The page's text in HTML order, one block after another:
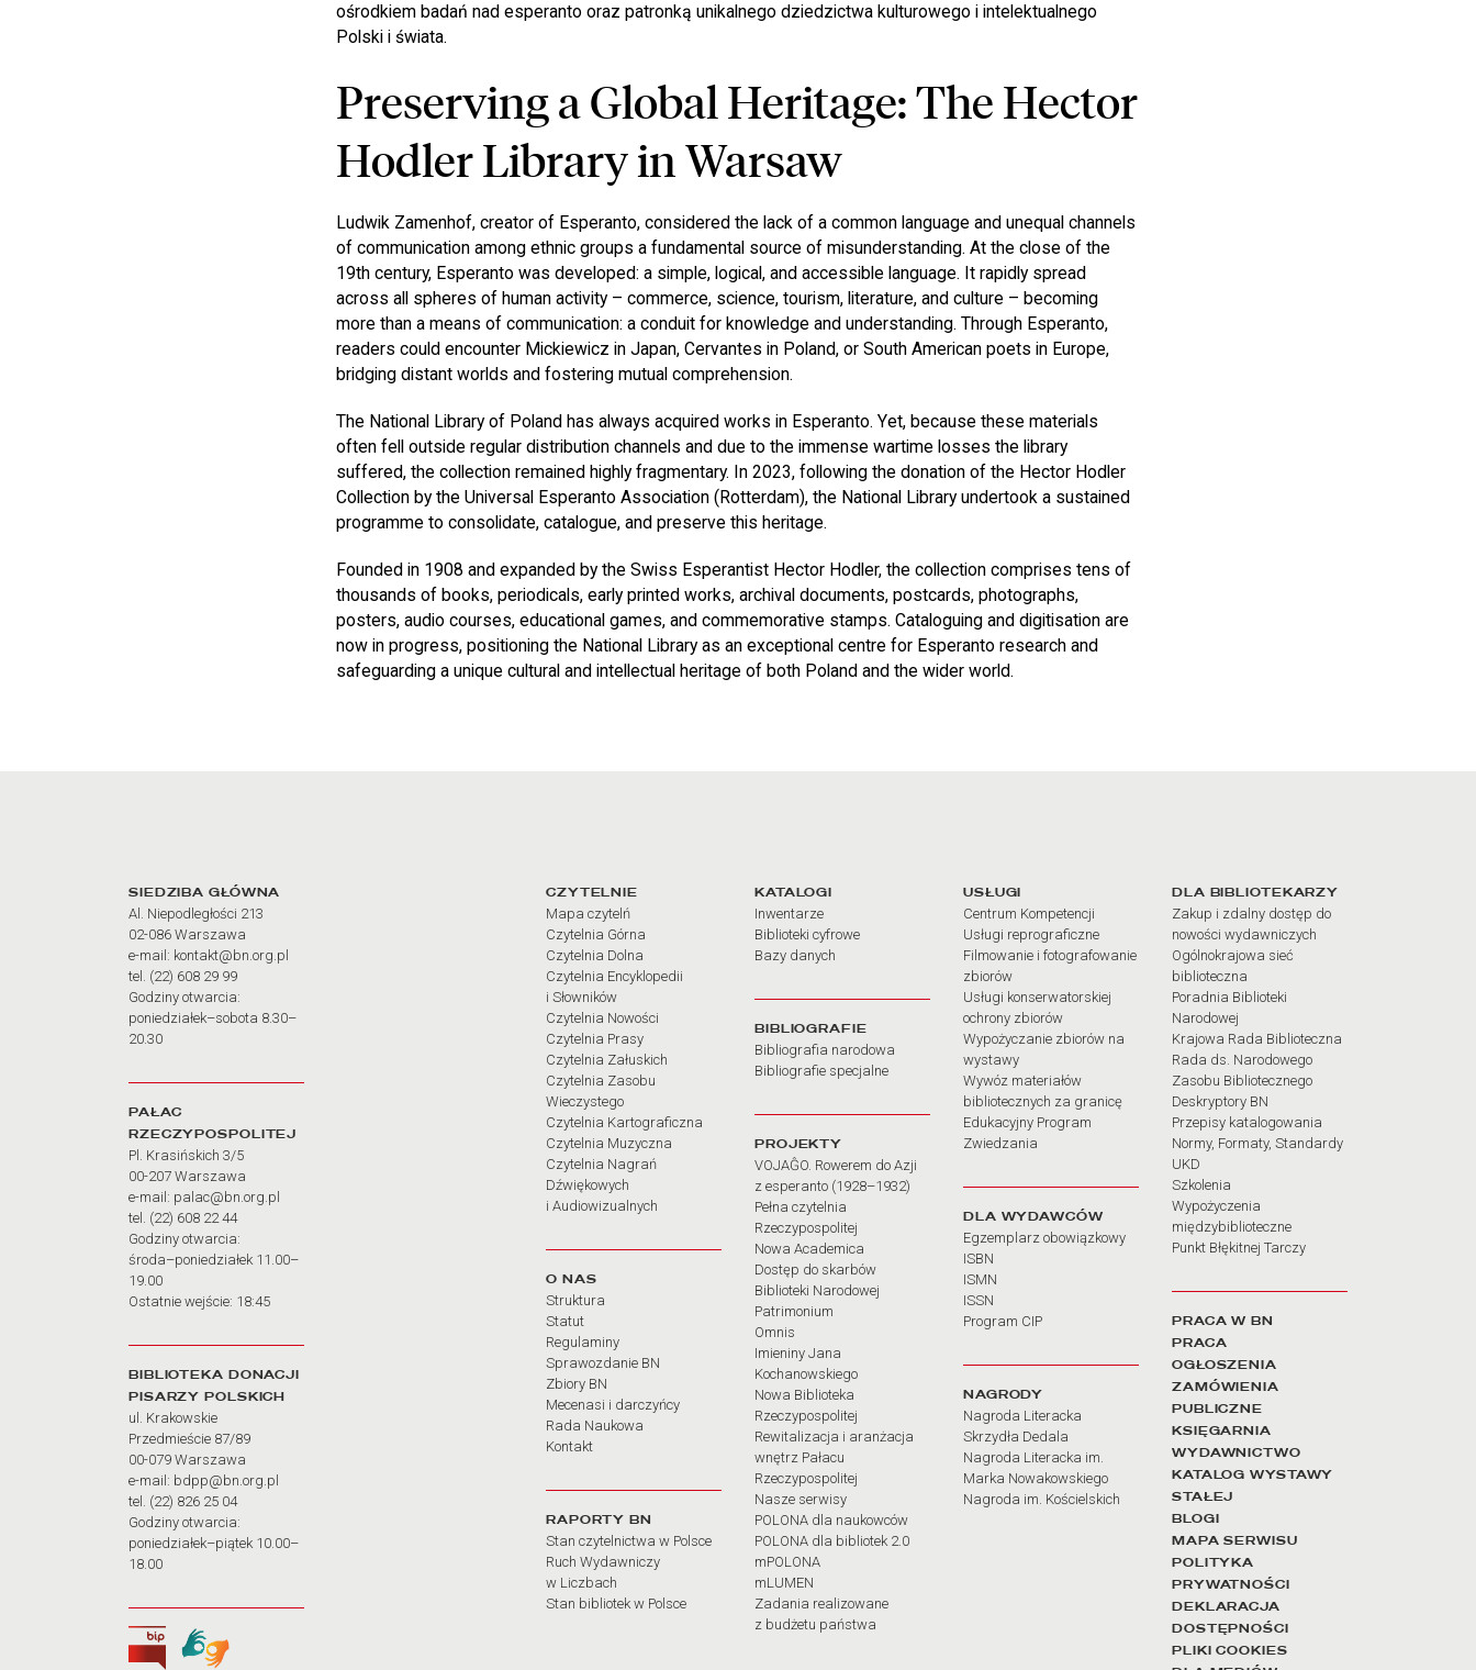
ośrodkiem badań nad esperanto oraz patronką unikalnego dziedzictwa kulturowego i intelektualnego
Polski i świata.
Preserving a Global Heritage: The Hector
Hodler Library in Warsaw
Ludwik Zamenhof, creator of Esperanto, considered the lack of a common language and unequal channels
of communication among ethnic groups a fundamental source of misunderstanding. At the close of the
19th century, Esperanto was developed: a simple, logical, and accessible language. It rapidly spread
across all spheres of human activity – commerce, science, tourism, literature, and culture – becoming
more than a means of communication: a conduit for knowledge and understanding. Through Esperanto,
readers could encounter Mickiewicz in Japan, Cervantes in Poland, or South American poets in Europe,
bridging distant worlds and fostering mutual comprehension.
The National Library of Poland has always acquired works in Esperanto. Yet, because these materials
often fell outside regular distribution channels and due to the immense wartime losses the library
suffered, the collection remained highly fragmentary. In 2023, following the donation of the Hector Hodler
Collection by the Universal Esperanto Association (Rotterdam), the National Library undertook a sustained
programme to consolidate, catalogue, and preserve this heritage.
Founded in 1908 and expanded by the Swiss Esperantist Hector Hodler, the collection comprises tens of
thousands of books, periodicals, early printed works, archival documents, postcards, photographs,
posters, audio courses, educational games, and commemorative stamps. Cataloguing and digitisation are
now in progress, positioning the National Library as an exceptional centre for Esperanto research and
safeguarding a unique cultural and intellectual heritage of both Poland and the wider world.
Adres oraz godziny otwarcia
SIEDZIBA GŁÓWNA
Al. Niepodległości 213
02-086 Warszawa
e-mail: kontakt@bn.org.pl
tel. (22) 608 29 99
Godziny otwarcia:
poniedziałek–sobota 8.30–
20.30
PAŁAC
RZECZYPOSPOLITEJ
Pl. Krasińskich 3/5
00-207 Warszawa
e-mail: palac@bn.org.pl
tel. (22) 608 22 44
Godziny otwarcia:
środa–poniedziałek 11.00–
19.00
Ostatnie wejście: 18:45
BIBLIOTEKA DONACJI
PISARZY POLSKICH
ul. Krakowskie
Przedmieście 87/89
00-079 Warszawa
e-mail: bdpp@bn.org.pl
tel. (22) 826 25 04
Godziny otwarcia:
poniedziałek–piątek 10.00–
18.00
Biuletyn Informacji Publicznej
Tłumacz języka migowego
Linki do najważniejszych działów
CZYTELNIE
Mapa czytelń
Czytelnia Górna
Czytelnia Dolna
Czytelnia Encyklopedii
i Słowników
Czytelnia Nowości
Czytelnia Prasy
Czytelnia Załuskich
Czytelnia Zasobu
Wieczystego
Czytelnia Kartograficzna
Czytelnia Muzyczna
Czytelnia Nagrań
Dźwiękowych
i Audiowizualnych
O NAS
Struktura
Statut
Regulaminy
Sprawozdanie BN
Zbiory BN
Mecenasi i darczyńcy
Rada Naukowa
Kontakt
RAPORTY BN
Stan czytelnictwa w Polsce
Ruch Wydawniczy
w Liczbach
Stan bibliotek w Polsce
KATALOGI
Inwentarze
Biblioteki cyfrowe
Bazy danych
BIBLIOGRAFIE
Bibliografia narodowa
Bibliografie specjalne
PROJEKTY
VOJAĜO. Rowerem do Azji
z esperanto (1928–1932)
Pełna czytelnia
Rzeczypospolitej
Nowa Academica
Dostęp do skarbów
Biblioteki Narodowej
Patrimonium
Omnis
Imieniny Jana
Kochanowskiego
Nowa Biblioteka
Rzeczypospolitej
Rewitalizacja i aranżacja
wnętrz Pałacu
Rzeczypospolitej
Nasze serwisy
POLONA dla naukowców
POLONA dla bibliotek 2.0
mPOLONA
mLUMEN
Zadania realizowane
z budżetu państwa
USŁUGI
Centrum Kompetencji
Usługi reprograficzne
Filmowanie i fotografowanie
zbiorów
Usługi konserwatorskiej
ochrony zbiorów
Wypożyczanie zbiorów na
wystawy
Wywóz materiałów
bibliotecznych za granicę
Edukacyjny Program
Zwiedzania
DLA WYDAWCÓW
Egzemplarz obowiązkowy
ISBN
ISMN
ISSN
Program CIP
NAGRODY
Nagroda Literacka
Skrzydła Dedala
Nagroda Literacka im.
Marka Nowakowskiego
Nagroda im. Kościelskich
DLA BIBLIOTEKARZY
Zakup i zdalny dostęp do
nowości wydawniczych
Ogólnokrajowa sieć
biblioteczna
Poradnia Biblioteki
Narodowej
Krajowa Rada Biblioteczna
Rada ds. Narodowego
Zasobu Bibliotecznego
Deskryptory BN
Przepisy katalogowania
Normy, Formaty, Standardy
UKD
Szkolenia
Wypożyczenia
międzybiblioteczne
Punkt Błękitnej Tarczy
PRACA W BN
PRACA
OGŁOSZENIA
ZAMÓWIENIA
PUBLICZNE
KSIĘGARNIA
WYDAWNICTWO
KATALOG WYSTAWY
STAŁEJ
BLOGI
MAPA SERWISU
POLITYKA
PRYWATNOŚCI
DEKLARACJA
DOSTĘPNOŚCI
PLIKI COOKIES